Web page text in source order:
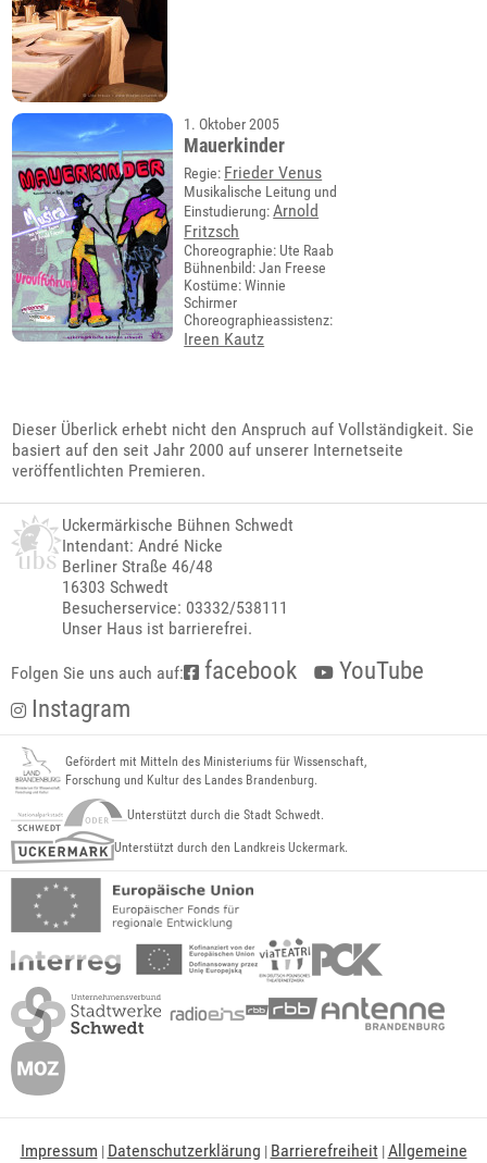
1. Oktober 2005
Mauerkinder
Regie: Frieder Venus
Musikalische Leitung und
Einstudierung:Arnold
Fritzsch
Choreographie: Ute Raab
Bühnenbild: Jan Freese
Kostüme: Winnie
Schirmer
Choreographieassistenz:
Ireen Kautz
Dieser Überlick erhebt nicht den Anspruch auf Vollständigkeit. Sie
basiert auf den seit Jahr 2000 auf unserer Internetseite
veröffentlichten Premieren.
Uckermärkische Bühnen Schwedt
Intendant: André Nicke
Berliner Straße 46/48
16303 Schwedt
Besucherservice: 03332/538111
Unser Haus ist barrierefrei.
Folgen Sie uns auch auf: facebook
YouTube
Instagram
Gefördert mit Mitteln des Ministeriums für Wissenschaft,
Forschung und Kultur des Landes Brandenburg.
Unterstützt durch die Stadt Schwedt.
Unterstützt durch den Landkreis Uckermark.
Impressum | Datenschutzerklärung | Barrierefreiheit|Allgemeine